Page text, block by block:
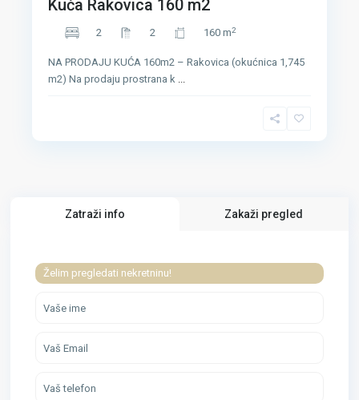
Kuća Rakovica 160 m2
2 2 160 m2
NA PRODAJU KUĆA 160m2 – Rakovica (okućnica 1,745
m2) Na prodaju prostrana k ...
Zatraži info Zakaži pregled
Želim pregledati nekretninu!